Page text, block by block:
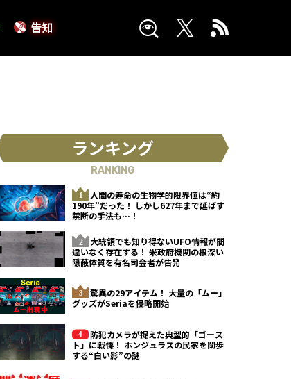
告知
ランキング
RANKING
人間の寿命の生物学的限界値は“約
190年”だった！ しかし627年まで延ばす
禁断の手法も…！
大統領でも知り得ないUFO情報が間
違いなく存在する！ 米政府機関の根深い
隠蔽体質を有名司会者が告発
驚異の29アイテム！ 大量の「ムー」
グッズがSeriaを侵略開始
防犯カメラが捉えた典型的「ゴース
ト」に戦慄！ ホンジュラスの民家を闊歩
する“白い影”の謎